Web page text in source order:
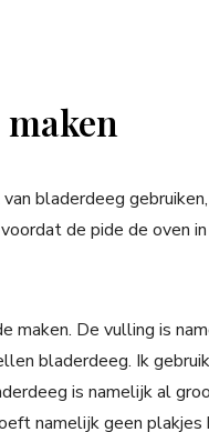
bladerdeeg
de pide de oven
maken. De vulling is
bladerdeeg. Ik
is namelijk al
namelijk geen plakjes